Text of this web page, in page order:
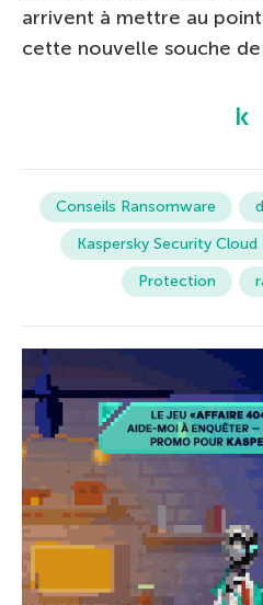
arrivent à mettre au
cette nouvelle souche
Conseils Ransomware
Kaspersky Security Cloud
Protection